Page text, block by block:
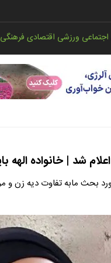
اجتماعی ورزشی اقتصادی
شد | خانواده الهه
بحث مابه تفاوت دیه زن و